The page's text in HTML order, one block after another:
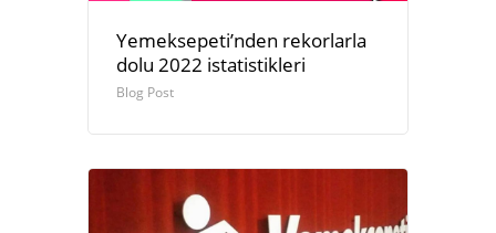
Yemeksepeti’nden rekorlarla
dolu 2022 istatistikleri
Blog Post